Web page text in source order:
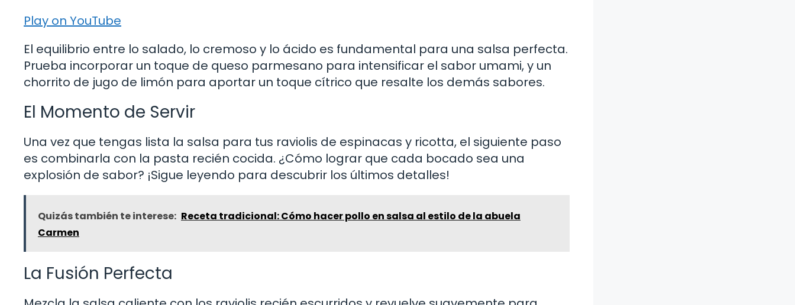
Play on YouTube
El equilibrio entre lo salado, lo cremoso y lo ácido es fundamental para una salsa perfecta.
Prueba incorporar un toque de queso parmesano para intensificar el sabor umami, y un
chorrito de jugo de limón para aportar un toque cítrico que resalte los demás sabores.
El Momento de Servir
Una vez que tengas lista la salsa para tus raviolis de espinacas y ricotta, el siguiente paso
es combinarla con la pasta recién cocida. ¿Cómo lograr que cada bocado sea una
explosión de sabor? ¡Sigue leyendo para descubrir los últimos detalles!
Quizás también te interese: Receta tradicional: Cómo hacer pollo en salsa al estilo de la abuela
Carmen
La Fusión Perfecta